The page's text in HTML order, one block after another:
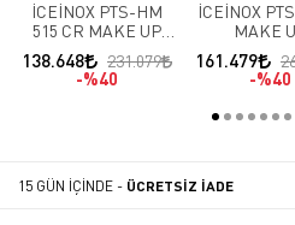
İCEİNOX PTS-HM
515 CR MAKE UP
BUZDOLABI
MERMERLİ (-2 / +8 )
138.648
231.079
%40
İCEİNOX
MAKE
KAPILI
+8 )
161.479
%40
15 GÜN İÇİNDE - ÜCRETSİZ İADE